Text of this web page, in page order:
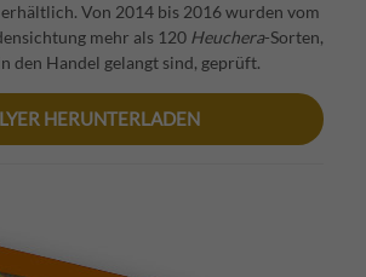
Von 2014 bis 2016 wurden vom
mehr als 120 Heuchera-Sorten,
den Handel gelangt sind, geprüft.
HERUNTERLADEN